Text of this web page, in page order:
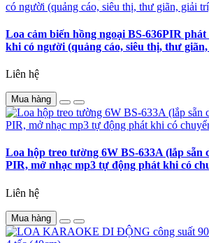
Loa cảm biến hồng ngoại BS-636PIR
khi có người (quảng cáo, siêu thị, thư
Liên hệ
Mua hàng
Loa hộp treo tường 6W BS-633A (lắp sẵn
PIR, mở nhạc mp3 tự động phát khi có
Liên hệ
Mua hàng